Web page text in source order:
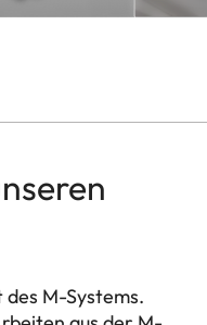
M-Systems.